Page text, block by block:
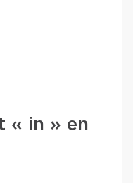
« in » en